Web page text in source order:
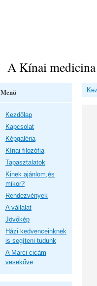
A Kínai medicina
Menü
Kezdőlap
Kapcsolat
Képgaléria
Kínai filozófia
Tapasztalatok
Kinek ajánlom,és
mikor?
Rendezvények
A vállalat
Jövőkép
Házi kedvenceinknek
is segíteni tudunk
A Marci cicám
vesekőve